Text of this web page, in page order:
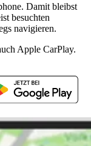
Damit bleibst
besuchten
navigieren.
Apple CarPlay.